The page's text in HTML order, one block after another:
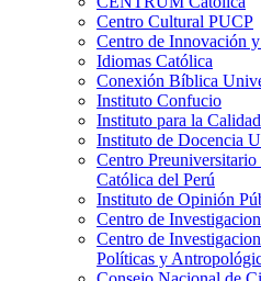
Centro Cultural PUCP
Centro de Innovación
Idiomas Católica
Conexión Bíblica
Instituto Confucio
Instituto para la Calidad
Instituto de Docencia
Centro
Católica del Perú
Instituto de Opinión
Centro de
Centro de
Políticas y